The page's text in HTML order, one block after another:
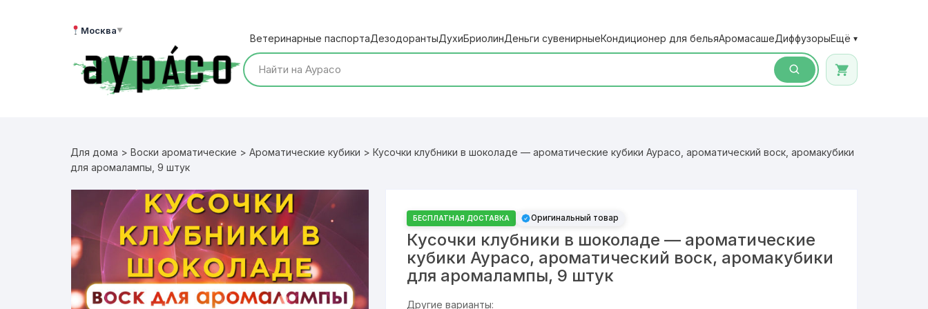
Москва▼
Ветеринарные паспортаДезодорантыДухиБриолинДеньги сувенирныеКондиционер для бельяАромасашеДиффузорыЕщё ▾
Для дома > Воски ароматические > Ароматические кубики > Кусочки клубники в шоколаде — ароматические кубики Аурасо, ароматический воск, аромакубики
для аромалампы, 9 штук
БЕСПЛАТНАЯ ДОСТАВКА Оригинальный товар
Кусочки клубники в шоколаде — ароматические
кубики Аурасо, ароматический воск, аромакубики
для аромалампы, 9 штук
Другие варианты: